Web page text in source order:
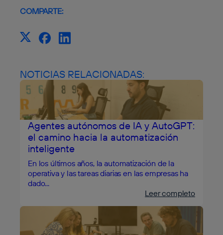
COMPARTE:
NOTICIAS RELACIONADAS:
Agentes autónomos de IA y AutoGPT:
el camino hacia la automatización
inteligente
En los últimos años, la automatización de la
operativa y las tareas diarias en las empresas ha
dado...
Leer completo